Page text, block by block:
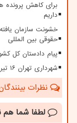
برای کاهش پرونده
داریم
خشونت سازمان
حقوقی بین المللی
پیام دادستان کل
شهرداری تهران ۱۶ تیرماه تعطیلست
نظرات
لطفا شما هم